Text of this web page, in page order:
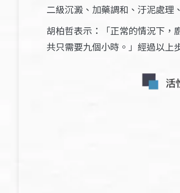
二級沉澱、加藥調和、汙泥處理
胡柏哲表示：「正常的情況下，
共只需要九個小時。」經過以上